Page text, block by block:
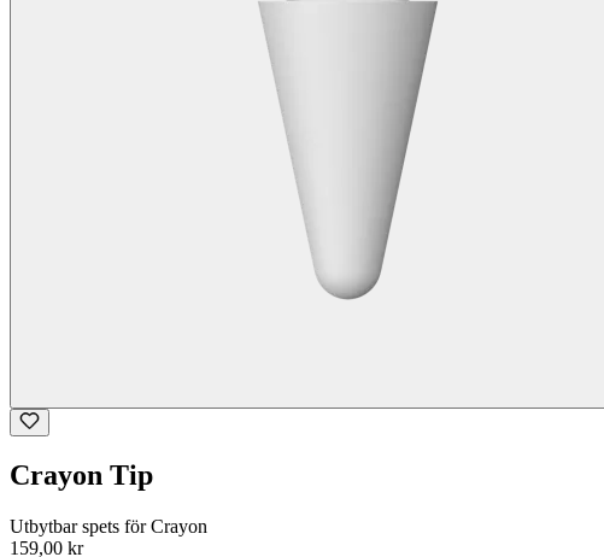
Crayon Tip
Utbytbar spets för Crayon
159,00 kr